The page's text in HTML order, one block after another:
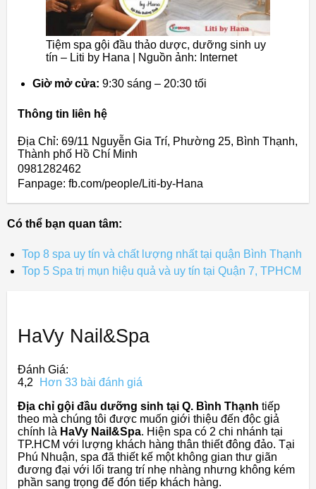
Tiệm spa gội đầu thảo dược, dưỡng sinh uy
tín – Liti by Hana | Nguồn ảnh: Internet
Giờ mở cửa: 9:30 sáng – 20:30 tối
Thông tin liên hệ
Địa Chỉ: 69/11 Nguyễn Gia Trí, Phường 25, Bình Thạnh,
Thành phố Hồ Chí Minh
0981282462
Fanpage: fb.com/people/Liti-by-Hana
Có thể bạn quan tâm:
Top 8 spa uy tín và chất lượng nhất tại quận Bình Thạnh
Top 5 Spa trị mụn hiệu quả và uy tín tại Quận 7, TPHCM
HaVy Nail&Spa
Đánh Giá:
4,2
Hơn 33 bài đánh giá
Địa chỉ gội đầu dưỡng sinh tại Q. Bình Thạnh tiếp
theo mà chúng tôi được muốn giới thiệu đến độc giả
chính là HaVy Nail&Spa. Hiện spa có 2 chi nhánh tại
TP.HCM với lượng khách hàng thân thiết đông đảo. Tại
Phú Nhuận, spa đã thiết kế một không gian thư giãn
đương đại với lối trang trí nhẹ nhàng nhưng không kém
phần sang trọng để đón tiếp khách hàng.